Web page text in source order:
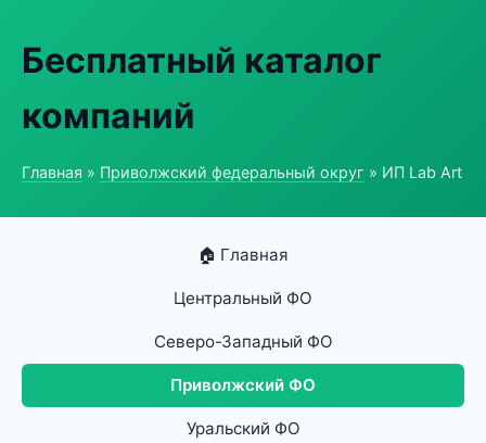
Бесплатный каталог
компаний
Главная » Приволжский федеральный округ » ИП Lab Art
🏠 Главная
Центральный ФО
Северо-Западный ФО
Приволжский ФО
Уральский ФО